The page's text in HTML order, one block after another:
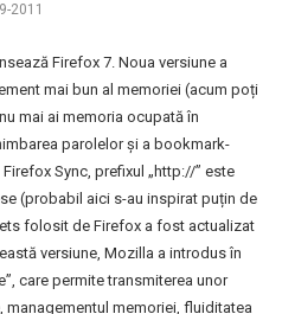
2011
Firefox 7. Noua versiune a
mai bun al memoriei (acum poți
mai ai memoria ocupată în
parolelor și a bookmark-
Sync, prefixul „http://” este
(probabil aici s-au inspirat puțin de
folosit de Firefox a fost actualizat
versiune, Mozilla a introdus în
care permite transmiterea unor
memoriei, fluiditatea